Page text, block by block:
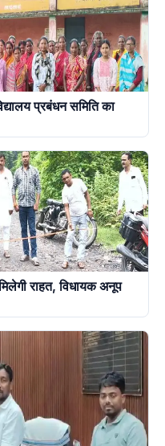
प्रबंधन समिति का
राहत, विधायक अनूप